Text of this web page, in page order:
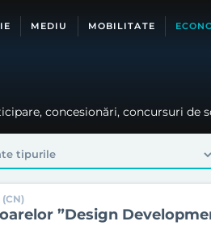
MEDIU MOBILITATE
concesionări, concursuri de
(CN)
”Design